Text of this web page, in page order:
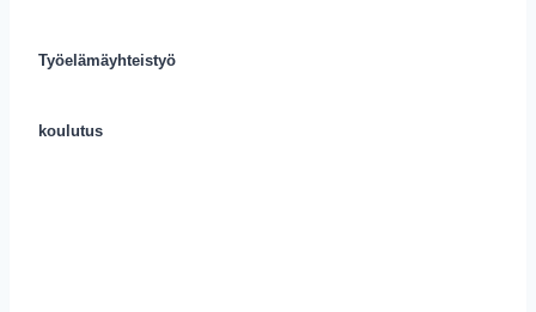
Työelämäyhteistyö
koulutus